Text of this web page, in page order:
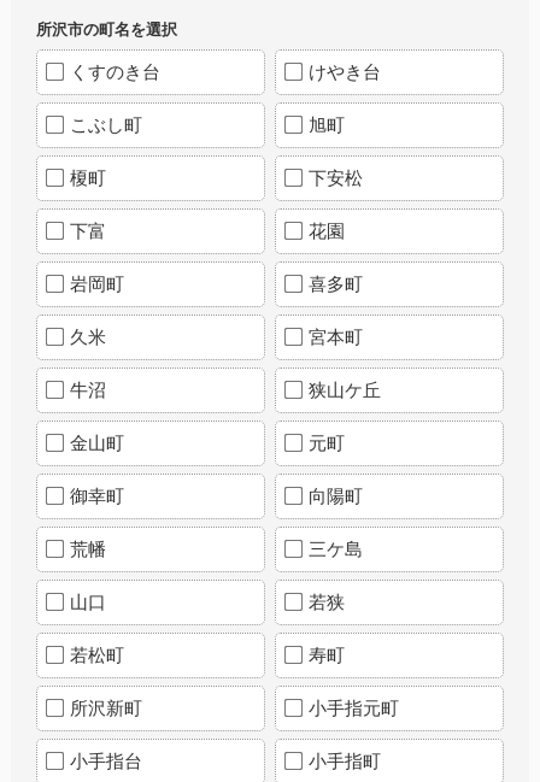
所沢市の町名を選択
くすのき台 けやき台
こぶし町 旭町
榎町 下安松
下富 花園
岩岡町 喜多町
久米 宮本町
牛沼 狭山ケ丘
金山町 元町
御幸町 向陽町
荒幡 三ケ島
山口 若狭
若松町 寿町
所沢新町 小手指元町
小手指台 小手指町